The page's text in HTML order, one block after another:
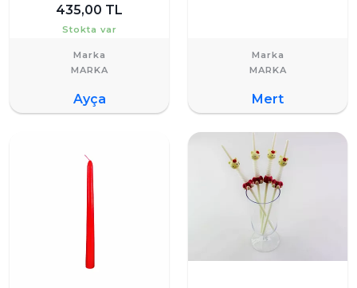
435,00 TL
Stokta var
Marka
Ayça
Marka
Mert